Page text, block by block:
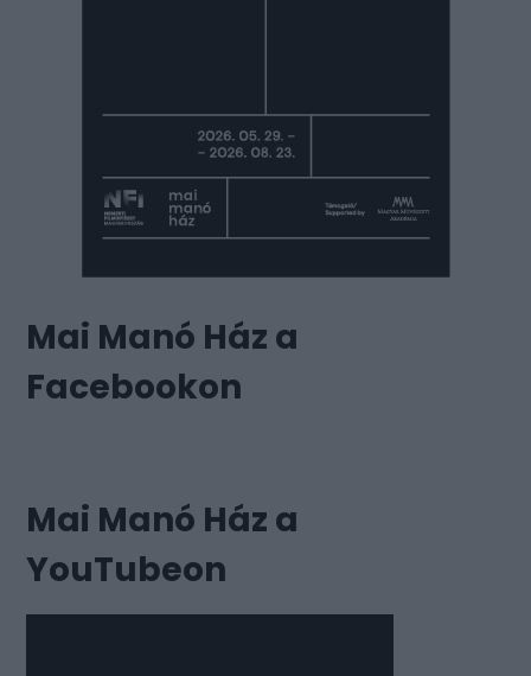
Mai Manó Ház a
Facebookon
Mai Manó Ház a
YouTubeon